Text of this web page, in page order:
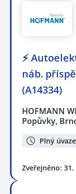
⚡
náb.
(A14334)
HOFMANN
Popůvky,
Plný
Zveřejněno: 31.